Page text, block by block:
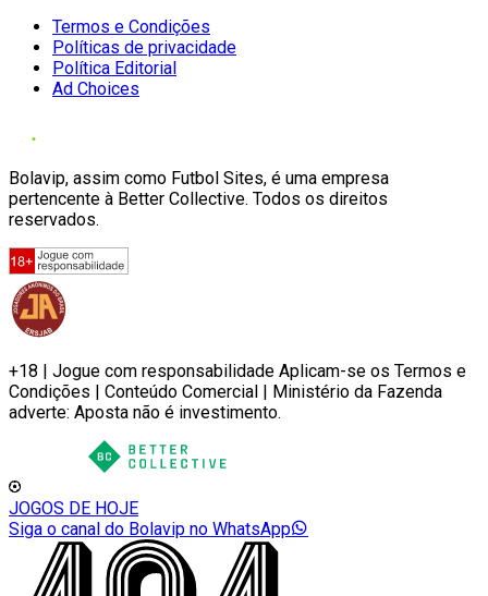
Termos e Condições
Políticas de privacidade
Política Editorial
Ad Choices
Bolavip, assim como Futbol Sites, é uma empresa
pertencente à Better Collective. Todos os direitos
reservados.
+18 | Jogue com responsabilidade Aplicam-se os Termos e
Condições | Conteúdo Comercial | Ministério da Fazenda
adverte: Aposta não é investimento.
JOGOS DE HOJE
Siga o canal do Bolavip no WhatsApp